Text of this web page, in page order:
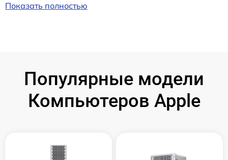
Показать полностью
Популярные модели
Компьютеров Apple